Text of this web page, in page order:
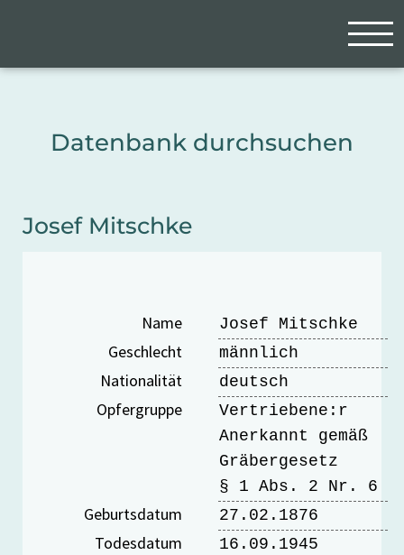
Datenbank durchsuchen
Josef Mitschke
Name Josef Mitschke
Geschlecht männlich
Nationalität deutsch
Opfergruppe
Vertriebene:r
Anerkannt gemäß
Gräbergesetz
§ 1 Abs. 2 Nr. 6
Geburtsdatum 27.02.1876
Todesdatum 16.09.1945